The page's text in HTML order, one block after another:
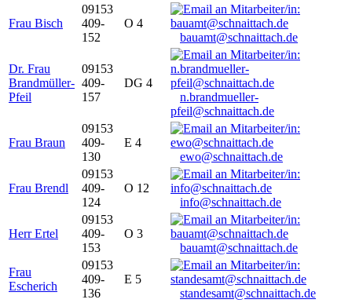
Frau Bisch
09153
409-
152
O 4
bauamt@schnaittach.de
Dr. Frau
Brandmüller-
Pfeil
09153
409-
157
DG 4
n.brandmueller-
pfeil@schnaittach.de
Frau Braun
09153
409-
130
E 4
ewo@schnaittach.de
Frau Brendl
09153
409-
124
O 12
info@schnaittach.de
Herr Ertel
09153
409-
153
O 3
bauamt@schnaittach.de
Frau
Escherich
09153
409-
136
E 5
standesamt@schnaittach.de